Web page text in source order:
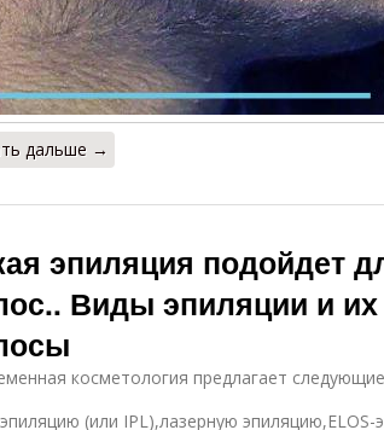
дальше →
эпиляция подойдет
Виды эпиляции и их
косметология предлагает
(или IPL),лазерную эпиляцию,ELOS-